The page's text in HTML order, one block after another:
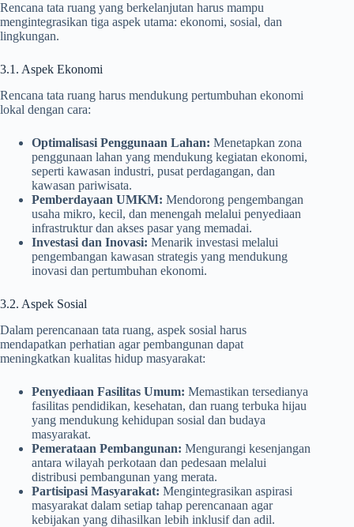
Rencana tata ruang yang berkelanjutan harus mampu
mengintegrasikan tiga aspek utama: ekonomi, sosial, dan
lingkungan.
3.1. Aspek Ekonomi
Rencana tata ruang harus mendukung pertumbuhan ekonomi
lokal dengan cara:
Optimalisasi Penggunaan Lahan: Menetapkan zona
penggunaan lahan yang mendukung kegiatan ekonomi,
seperti kawasan industri, pusat perdagangan, dan
kawasan pariwisata.
Pemberdayaan UMKM: Mendorong pengembangan
usaha mikro, kecil, dan menengah melalui penyediaan
infrastruktur dan akses pasar yang memadai.
Investasi dan Inovasi: Menarik investasi melalui
pengembangan kawasan strategis yang mendukung
inovasi dan pertumbuhan ekonomi.
3.2. Aspek Sosial
Dalam perencanaan tata ruang, aspek sosial harus
mendapatkan perhatian agar pembangunan dapat
meningkatkan kualitas hidup masyarakat:
Penyediaan Fasilitas Umum: Memastikan tersedianya
fasilitas pendidikan, kesehatan, dan ruang terbuka hijau
yang mendukung kehidupan sosial dan budaya
masyarakat.
Pemerataan Pembangunan: Mengurangi kesenjangan
antara wilayah perkotaan dan pedesaan melalui
distribusi pembangunan yang merata.
Partisipasi Masyarakat: Mengintegrasikan aspirasi
masyarakat dalam setiap tahap perencanaan agar
kebijakan yang dihasilkan lebih inklusif dan adil.